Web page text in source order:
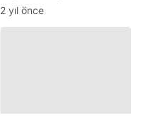
2 yıl önce